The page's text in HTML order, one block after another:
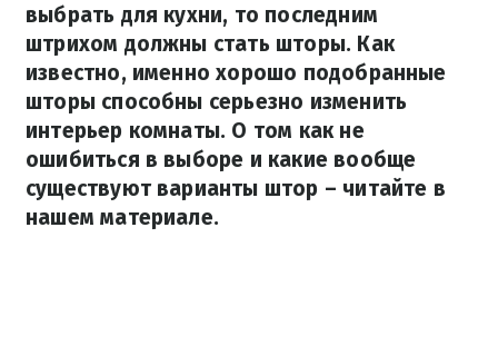
выбрать для кухни, то последним
штрихом должны стать шторы. Как
известно, именно хорошо подобранные
шторы способны серьезно изменить
интерьер комнаты. О том как не
ошибиться в выборе и какие вообще
существуют варианты штор – читайте в
нашем материале.